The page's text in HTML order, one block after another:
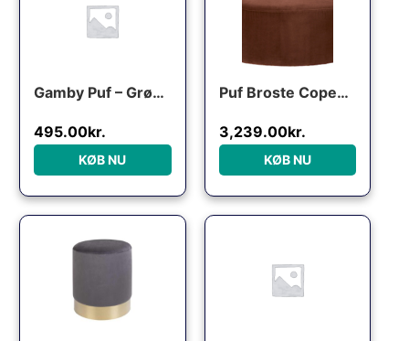
Gamby Puf – Grøn Velour
495.00kr.
KØB NU
Puf Broste Copenhagen Wind brun velour Ø82 Ã H30 cm
3,239.00kr.
KØB NU
Den oprindelige pris var: 699.00kr..
Den aktuelle pris er: 394.00kr..
Den oprindelige pris var:
Den aktuelle